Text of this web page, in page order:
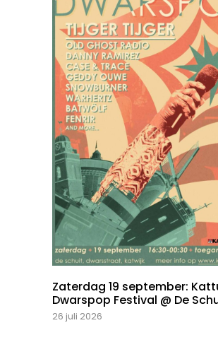
Zaterdag 19 september:
Dwarspop Festival @ De
26 juli 2026